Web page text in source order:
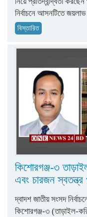
নির্বাচনে আসনটিতে
বিস্তারিত
কিশোরগঞ্জ-৩
এবং চারজন স্বতন্ত্র
দ্বাদশ জাতীয় সংসদ
কিশোরগঞ্জ-৩ (তাড়াইল-